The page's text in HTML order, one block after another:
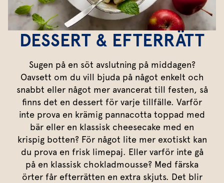
Sallat
Inspiration
Vårt
Växthus
Vårt ansvar
Om oss
Röror
Kalla såser
Dipp
Dressingar
Dressing
Vinägrett
Örtolja
Grönsaker
Äggrätter
Övriga tillbehör
Marinad & kryddsmör
Marinad
Kryddsmör
Örtsalt & rub
Koriander
Mynta
Persilja
Gräslök
Timjan
Oregano
Citronmeliss
Dragon
Rosmarin
Körvel
Krasse
Röd
Allt om sallat
Lyckas med aioli
Mumsig majonnäs
Smaksätt örtolja
Gör eget örtsmör
Marinera mera
Fixa vinägretten
Dressingen gör salladen
All
DESSERT & EFTERRÄTT
Sugen på en söt avslutning på middagen?
Oavsett om du vill bjuda på något enkelt och
snabbt eller något mer avancerat till festen, så
finns det en dessert för varje tillfälle. Varför
inte prova en krämig pannacotta toppad med
bär eller en klassisk cheesecake med en
krispig botten? För något lite mer exotiskt kan
du prova en frisk limepaj. Eller varför inte gå
på en klassisk chokladmousse? Med färska
örter får efterrätten en extra skjuts. Det blir